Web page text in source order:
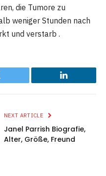
die Tumore zu
weniger Stunden nach
und verstarb .
LinkedIn
NEXT ARTICLE
Janel Parrish Biografie,
Alter, Größe, Freund